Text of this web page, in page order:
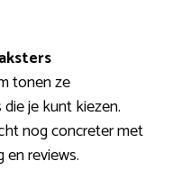
tonen ze
je kunt kiezen.
nog concreter met
en reviews.